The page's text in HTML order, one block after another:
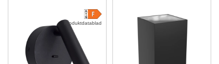
Produktdatablad